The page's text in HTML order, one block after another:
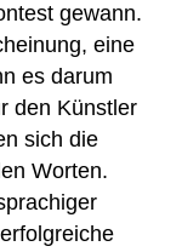
gewann.
eine
es darum
den Künstler
sich die
Worten.